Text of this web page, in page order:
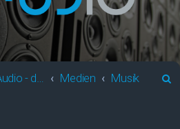
Medien Musik